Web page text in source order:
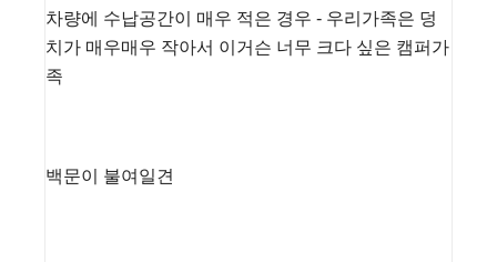
차량에 수납공간이 매우 적은 경우 - 우리가족은 덩
치가 매우매우 작아서 이거슨 너무 크다 싶은 캠퍼가
족
백문이 불여일견